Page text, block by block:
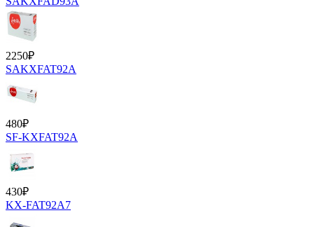
2250₽
SAKXFAT92A
480₽
SF-KXFAT92A
430₽
KX-FAT92А7